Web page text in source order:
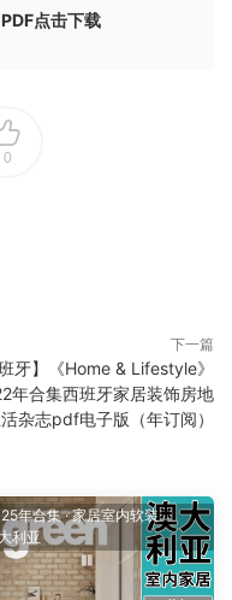
点击下载
0
下一篇
班牙】《Home & Lifestyle》
年合集西班牙家居装饰房地
杂志pdf电子版（年订阅）
年合集·家居室内软装·
利亚